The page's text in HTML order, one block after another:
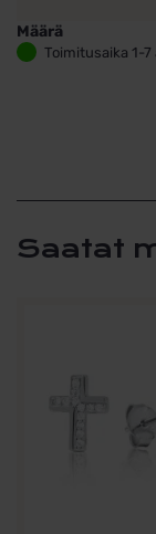
Määrä
Risti-
määrä
Toimitusaika 1-7
Saatat